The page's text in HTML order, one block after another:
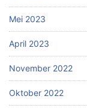
Mei 2023
April 2023
November 2022
Oktober 2022